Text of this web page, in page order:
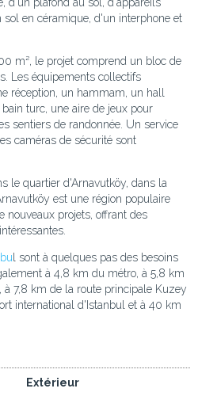
en céramique, d'un interphone et
m², le projet comprend un bloc de
Les équipements collectifs
réception, un hammam, un hall
turc, une aire de jeux pour
sentiers de randonnée. Un service
caméras de sécurité sont
le quartier d'Arnavutköy, dans la
est une région populaire
nouveaux projets, offrant des
l sont à quelques pas des besoins
à 4,8 km du métro, à 5,8 km
7,8 km de la route principale Kuzey
international d'Istanbul et à 40 km
Extérieur